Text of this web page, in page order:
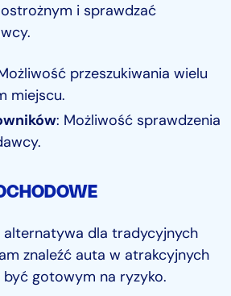
i sprawdzać
przeszukiwania wielu
miejscu.
: Możliwość sprawdzenia
alternatywa dla tradycyjnych
znaleźć auta w atrakcyjnych
być gotowym na ryzyko.